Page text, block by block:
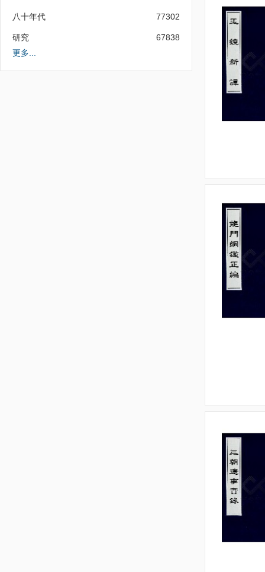
八十年代 77302
研究
67838
更多...